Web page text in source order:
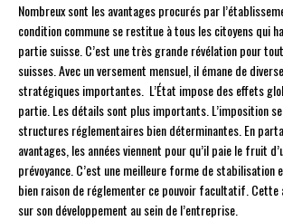
Nombreux sont les avantages procurés par
condition commune se restitue à tous les citoyens qui
partie suisse. C’est une très grande révélation pour
suisses. Avec un versement mensuel, il émane de
stratégiques importantes. L’État impose des effets
partie. Les détails sont plus importants. L’imposition
structures réglementaires bien déterminantes. En
avantages, les années viennent pour qu’il paie le fruit
prévoyance. C’est une meilleure forme de stabilisation
bien raison de réglementer ce pouvoir facultatif.
sur son développement au sein de l’entreprise.